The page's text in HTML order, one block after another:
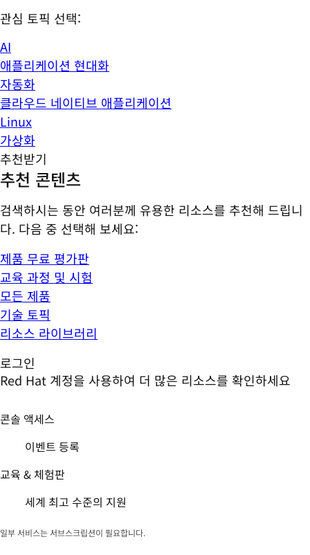
관심 토픽 선택:
AI
애플리케이션 현대화
자동화
클라우드 네이티브 애플리케이션
Linux
가상화
추천받기
추천 콘텐츠
검색하시는 동안 여러분께 유용한 리소스를 추천해 드립니
다. 다음 중 선택해 보세요:
제품 무료 평가판
교육 과정 및 시험
모든 제품
기술 토픽
리소스 라이브러리
로그인
Red Hat 계정을 사용하여 더 많은 리소스를 확인하세요
콘솔 액세스
이벤트 등록
교육 & 체험판
세계 최고 수준의 지원
일부 서비스는 서브스크립션이 필요합니다.